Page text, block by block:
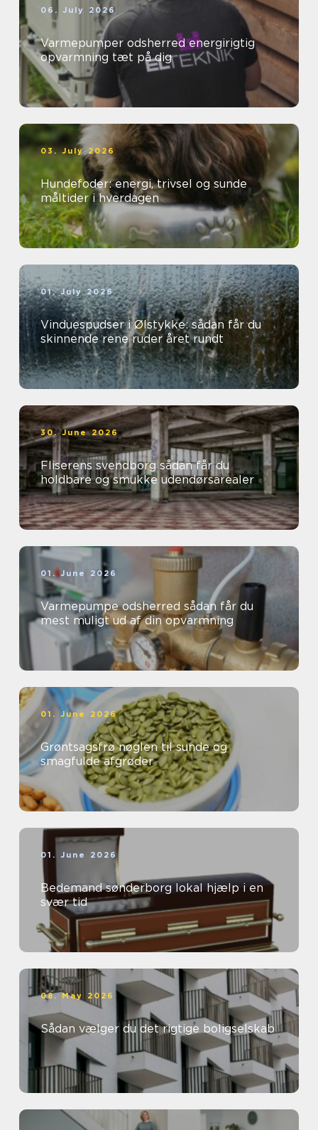
06. July 2026
Varmepumper odsherred energirigtig
opvarmning tæt på dig
03. July 2026
Hundefoder: energi, trivsel og sunde
måltider i hverdagen
01. July 2026
Vinduespudser i Ølstykke: sådan får du
skinnende rene ruder året rundt
30. June 2026
Fliserens svendborg sådan får du
holdbare og smukke udendørsarealer
01. June 2026
Varmepumpe odsherred sådan får du
mest muligt ud af din opvarmning
01. June 2026
Grøntsagsfrø nøglen til sunde og
smagfulde afgrøder
01. June 2026
Bedemand sønderborg lokal hjælp i en
svær tid
08. May 2026
Sådan vælger du det rigtige boligselskab